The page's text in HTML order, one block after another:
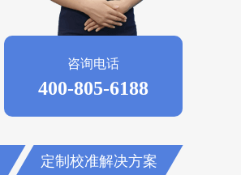
咨询电话
400-805-6188
定制校准解决方案